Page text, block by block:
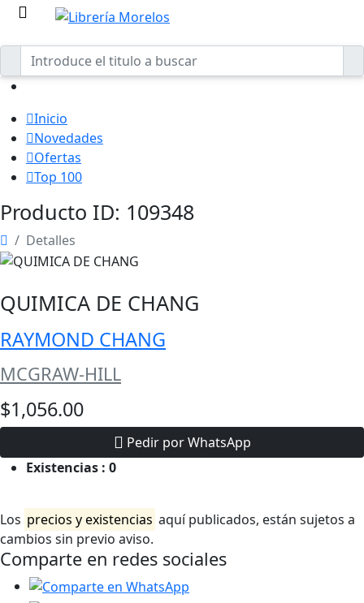
Inicio
Novedades
Ofertas
Top 100
Producto ID: 109348
Detalles
QUIMICA DE CHANG
RAYMOND CHANG
MCGRAW-HILL
$1,056.00
Pedir por WhatsApp
Existencias : 0
Los precios y existencias aquí publicados, están sujetos a
cambios sin previo aviso.
Comparte en redes sociales